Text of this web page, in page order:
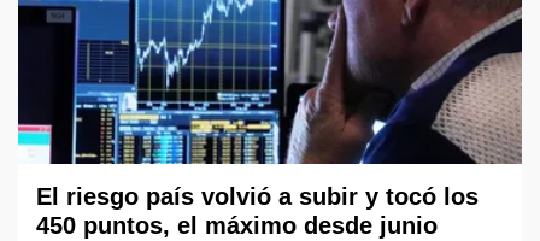
El riesgo país volvió a subir y tocó los
450 puntos, el máximo desde junio